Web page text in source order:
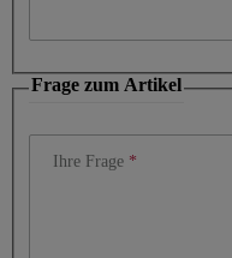
Frage zum Artikel
Ihre Frage